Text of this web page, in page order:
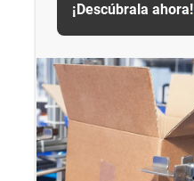
¡Descúbrala ahora!